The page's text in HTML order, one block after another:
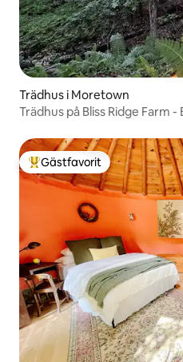
Trädhus i Moretown
Trädhus på Bliss Ridge Farm
Populär gästfavorit
Gästfavorit